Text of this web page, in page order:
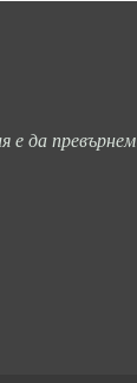
е да превърнем